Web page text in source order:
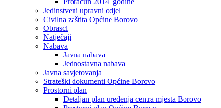
Proračun 2014. godine
Jedinstveni upravni odjel
Civilna zaštita Općine Borovo
Obrasci
Natječaji
Nabava
Javna nabava
Jednostavna nabava
Javna savjetovanja
Strateški dokumenti Općine Borovo
Prostorni plan
Detaljan plan uređenja centra mjesta Borovo